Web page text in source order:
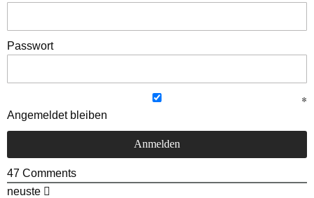
Passwort
Angemeldet bleiben
47 Comments
neuste